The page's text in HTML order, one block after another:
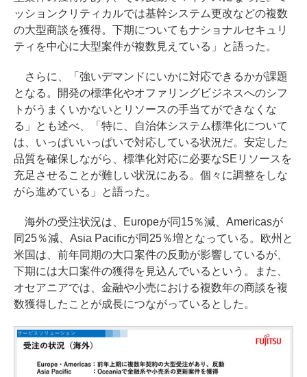
ッションクリティカルでは基幹システム更改などの複数
の大型商談を獲得。下期についてもナショナルセキュリ
ティを中心に大型案件が複数見えている」と語った。
さらに、「強いデマンドにいかに対応できるかが課題
となる。開発の標準化やオファリングビジネスへのシフ
トがうまくいかないとリソースの手当てができなくな
る」とも述べ、「特に、自治体システム標準化について
は、いっぱいいっぱいで対応している状況だ。安定した
品質を確保しながら、標準化対応に必要なSEリソースを
充足させることが難しい状況にある。個々に調整をしな
がら進めている」と語った。
海外の受注状況は、Europeが同15％減、Americasが
同25％減、Asia Pacificが同25％増となっている。欧州と
米国は、前年同期の大口案件の反動が影響しているが、
下期には大口案件の獲得を見込んでいるという。また、
オセアニアでは、金融や小売における複数年の商談を複
数獲得したことが成長につながっているとした。